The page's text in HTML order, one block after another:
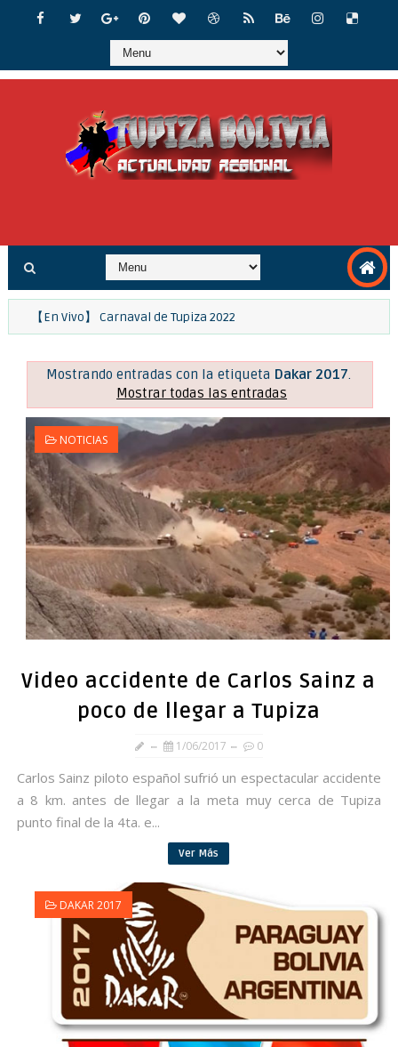
【En Vivo】 Carnaval de Tupiza 2022
Robótica
Mostrando entradas con la etiqueta Dakar 2017.
Mostrar todas las entradas
NOTICIAS
Video accidente de Carlos Sainz a
poco de llegar a Tupiza
1/06/2017 0
Carlos Sainz piloto español sufrió un espectacular accidente
a 8 km. antes de llegar a la meta muy cerca de Tupiza
punto final de la 4ta. e...
Ver Más
DAKAR 2017